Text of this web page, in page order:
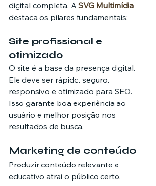
digital completa. A SVG Multimídia
destaca os pilares fundamentais:
Site profissional e
otimizado
O site é a base da presença digital.
Ele deve ser rápido, seguro,
responsivo e otimizado para SEO.
Isso garante boa experiência ao
usuário e melhor posição nos
resultados de busca.
Marketing de conteúdo
Produzir conteúdo relevante e
educativo atrai o público certo,